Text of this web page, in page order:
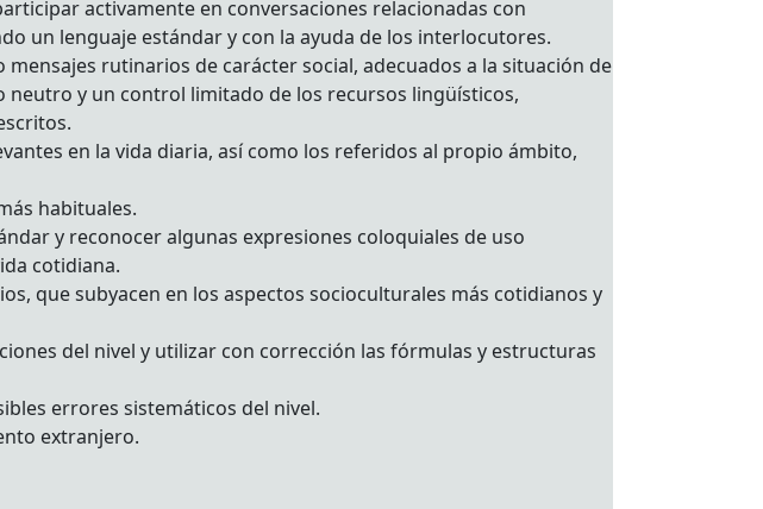
activamente en conversaciones relacionadas con
un lenguaje estándar y con la ayuda de los interlocutores.
rutinarios de carácter social, adecuados a la situación de
y un control limitado de los recursos lingüísticos,
en la vida diaria, así como los referidos al propio ámbito,
habituales.
y reconocer algunas expresiones coloquiales de uso
cotidiana.
que subyacen en los aspectos socioculturales más cotidianos y
del nivel y utilizar con corrección las fórmulas y estructuras
errores sistemáticos del nivel.
extranjero.